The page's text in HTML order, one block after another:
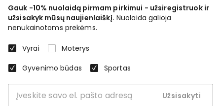
Gauk -10% nuolaidą pirmam pirkimui - užsiregistruok ir
užsisakyk mūsų naujienlaiškį. Nuolaida galioja
nenukainotoms prekėms.
Vyrai
Moterys
Gyvenimo būdas
Sportas
Užsisakyti